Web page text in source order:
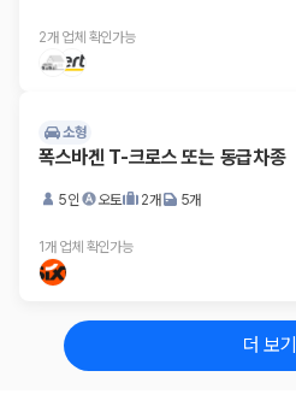
2개 업체 확인가능
소형
폭스바겐 T-크로스 또는 동급차종
5인 오토 2개 5개
1개 업체 확인가능
더 보기